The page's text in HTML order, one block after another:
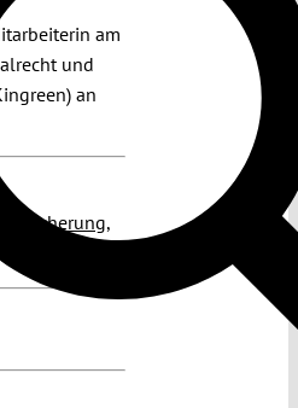
am
und
an
,